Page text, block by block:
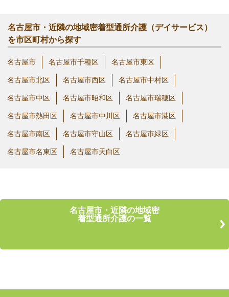
名古屋市・近隣の地域密着型通所介護（デイサービス）
を市区町村から探す
名古屋市 名古屋市千種区 名古屋市東区
名古屋市北区 名古屋市西区 名古屋市中村区
名古屋市中区 名古屋市昭和区 名古屋市瑞穂区
名古屋市熱田区 名古屋市中川区 名古屋市港区
名古屋市南区 名古屋市守山区 名古屋市緑区
名古屋市名東区 名古屋市天白区
名古屋市・近隣の地域密
着型通所介護の一覧